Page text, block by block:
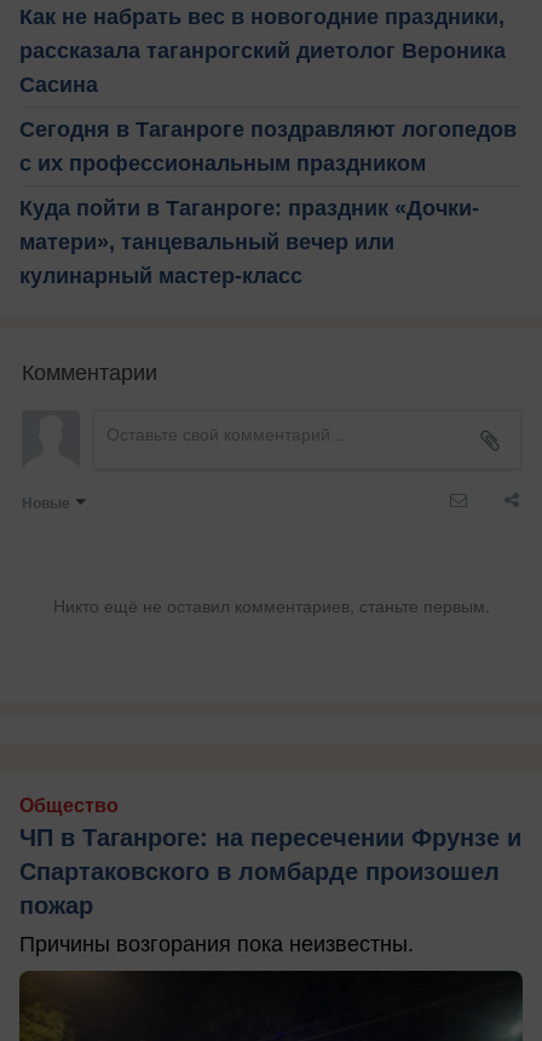
Как не набрать вес в новогодние праздники,
рассказала таганрогский диетолог Вероника
Сасина
Сегодня в Таганроге поздравляют логопедов
с их профессиональным праздником
Куда пойти в Таганроге: праздник «Дочки-
матери», танцевальный вечер или
кулинарный мастер-класс
Комментарии
Новые
Никто ещё не оставил комментариев, станьте первым.
Общество
ЧП в Таганроге: на пересечении Фрунзе и
Спартаковского в ломбарде произошел
пожар
Причины возгорания пока неизвестны.